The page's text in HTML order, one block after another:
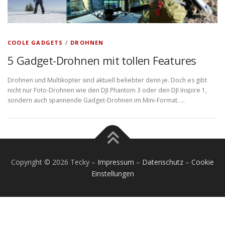
COOLE GADGETS / DROHNEN
5 Gadget-Drohnen mit tollen Features
Drohnen und Multikopter sind aktuell beliebter denn je. Doch es gibt
nicht nur Foto-Drohnen wie den DJI Phantom 3 oder den DJI Inspire 1,
sondern auch spannende Gadget-Drohnen im Mini-Format. …
Copyright © 2026 Tecky – Impressum – Datenschutz – Cookie
Einstellungen